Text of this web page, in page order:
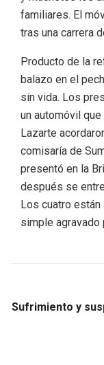
familiares. El
tras una carrera
Producto de la
balazo en el
sin vida. Los
un automóvil que
Lazarte
comisaría de
presentó en la
después se
Los cuatro
simple agravado
Sufrimiento y